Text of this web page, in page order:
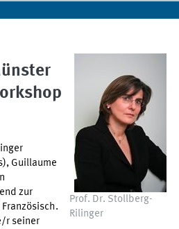
Prof. Dr. Stollberg-
Rilinger
Guillaume
zur
r seiner